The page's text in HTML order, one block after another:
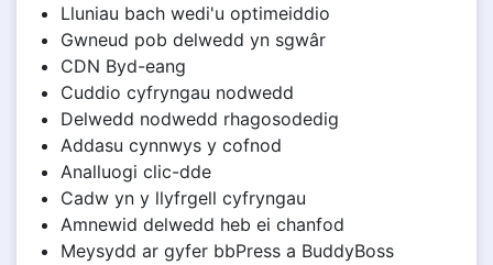
Lluniau bach wedi'u optimeiddio
Gwneud pob delwedd yn sgwâr
CDN Byd-eang
Cuddio cyfryngau nodwedd
Delwedd nodwedd rhagosodedig
Addasu cynnwys y cofnod
Analluogi clic-dde
Cadw yn y llyfrgell cyfryngau
Amnewid delwedd heb ei chanfod
Meysydd ar gyfer bbPress a BuddyBoss